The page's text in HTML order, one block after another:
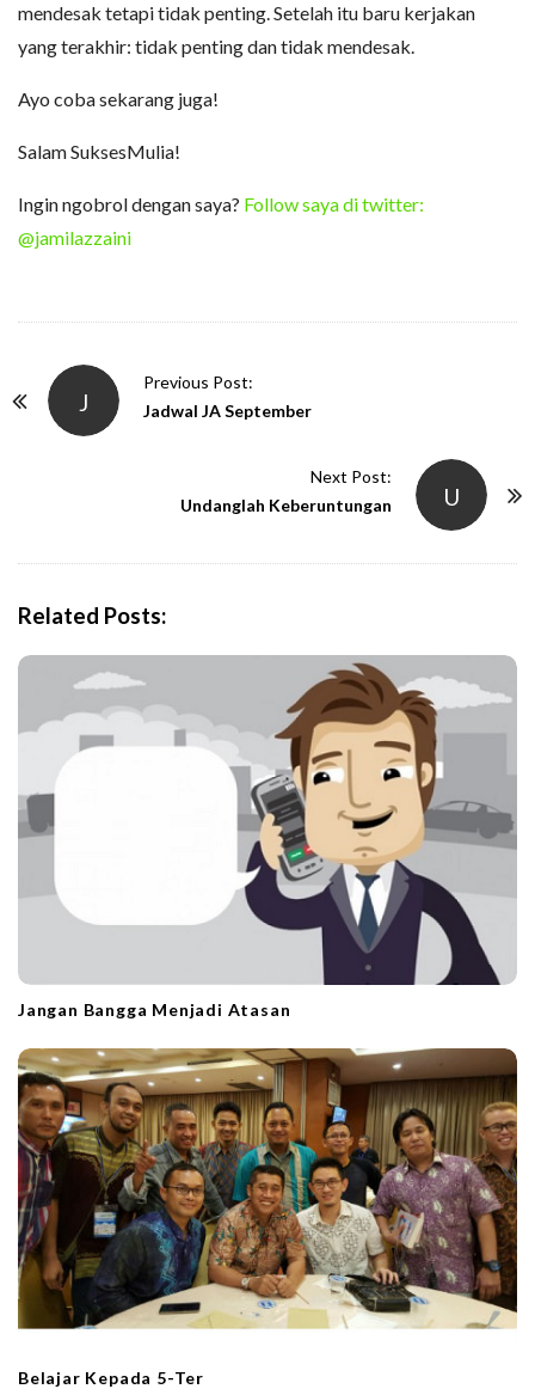
mendesak tetapi tidak penting. Setelah itu baru kerjakan
yang terakhir: tidak penting dan tidak mendesak.
Ayo coba sekarang juga!
Salam SuksesMulia!
Ingin ngobrol dengan saya? Follow saya di twitter:
@jamilazzaini
J
Previous Post:
Jadwal JA September
U
Next Post:
Undanglah Keberuntungan
Related Posts:
Jangan Bangga Menjadi Atasan
Belajar Kepada 5-Ter